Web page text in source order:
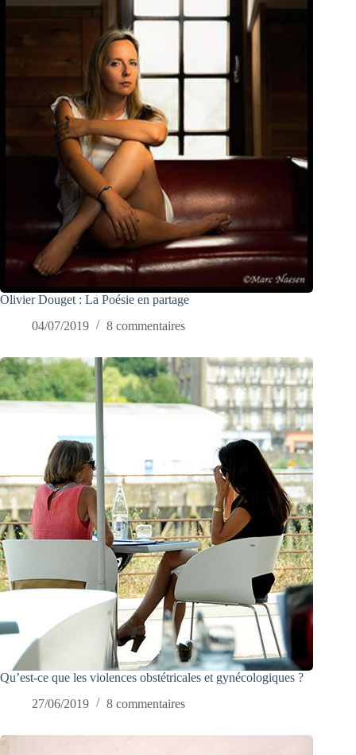
Olivier Douget : La Poésie en partage
04/07/2019
8 commentaires
Qu’est-ce que les violences obstétricales et gynécologiques ?
27/06/2019
8 commentaires